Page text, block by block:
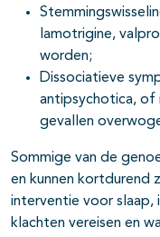
lamotrigine,
worden;
Dissociatieve
antipsychotica, of
gevallen
Sommige van de
en kunnen kortdurend
interventie voor slaap,
klachten vereisen en